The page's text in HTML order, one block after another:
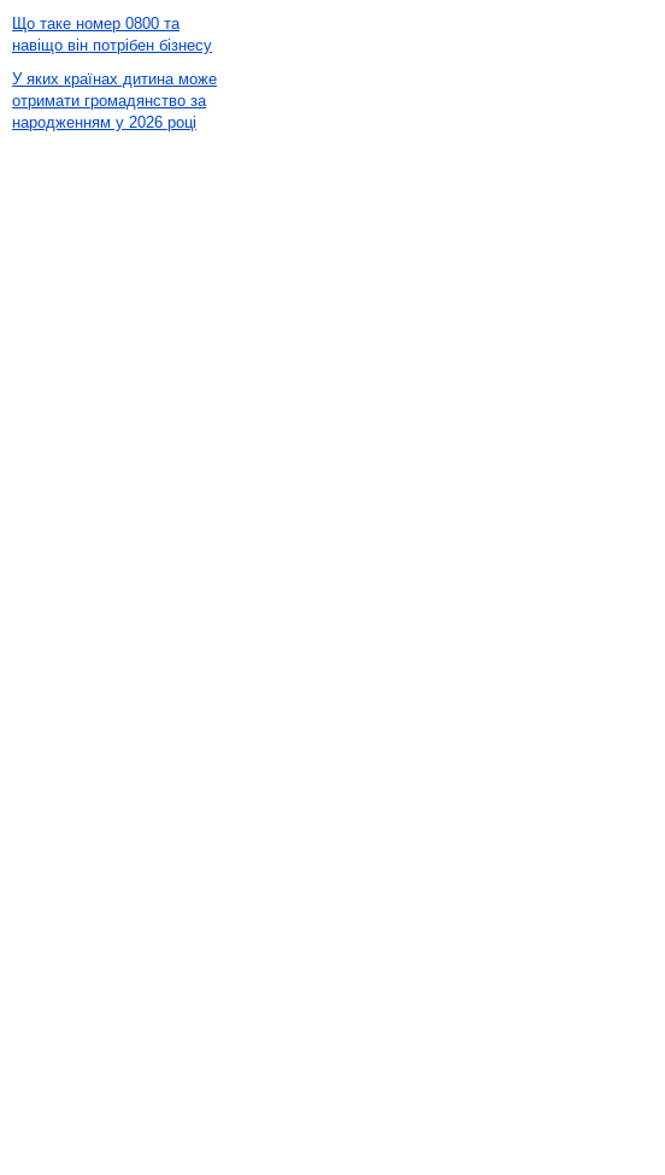
Що таке номер 0800 та
навіщо він потрібен бізнесу
У яких країнах дитина може
отримати громадянство за
народженням у 2026 році